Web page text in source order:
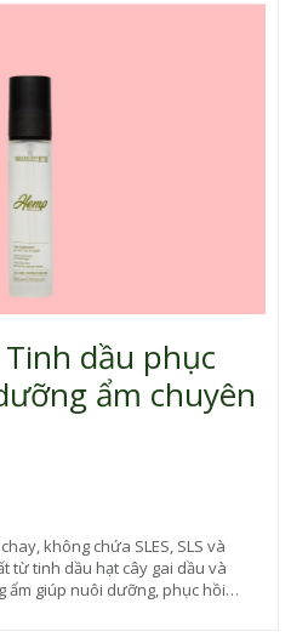
Tinh dầu phục
ẩm chuyên
không chứa SLES, SLS và
từ tinh dầu hạt cây gai dầu và
ẩm giúp nuôi dưỡng, phục hồi